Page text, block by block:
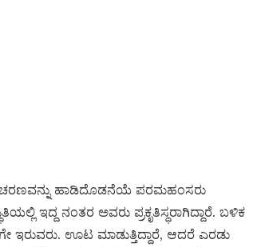
ಚರಣವನ್ನು ಹಾಡಿದೊಡನೆಯೆ ಪರಮಹಂಸರು
ಇದ್ದ ನಂತರ ಅವರು ಪ್ರಕೃತಿಸ್ಥರಾಗಿದ್ದಾರೆ. ಬಳಿಕ
ಇರುವರು. ಊಟ ಮಾಡುತ್ತಿದ್ದಾರೆ, ಆದರೆ ಎರಡು